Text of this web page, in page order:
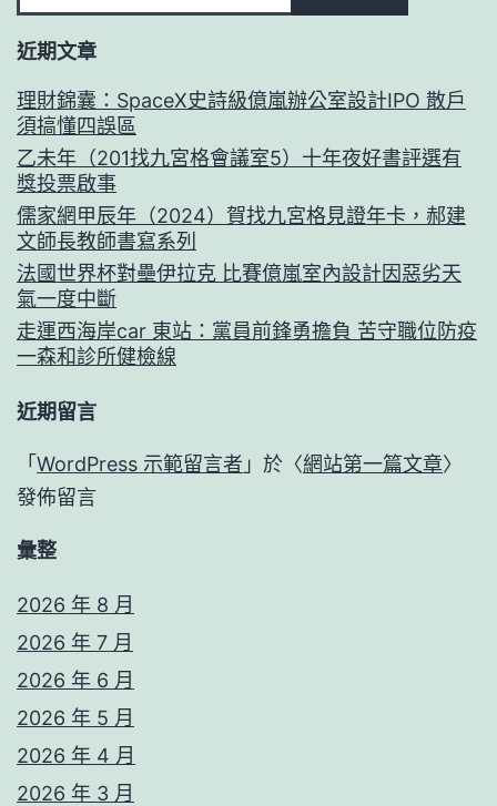
近期文章
理財錦囊：SpaceX史詩級億嵐辦公室設計IPO 散戶
須搞懂四誤區
乙未年（201找九宮格會議室5）十年夜好書評選有
獎投票啟事
儒家網甲辰年（2024）賀找九宮格見證年卡，郝建
文師長教師書寫系列
法國世界杯對壘伊拉克 比賽億嵐室內設計因惡劣天
氣一度中斷
走運西海岸car 東站：黨員前鋒勇擔負 苦守職位防疫
一森和診所健檢線
近期留言
「 WordPress 示範留言者 」於〈網站第一篇文章〉
發佈留言
彙整
2026 年 8 月
2026 年 7 月
2026 年 6 月
2026 年 5 月
2026 年 4 月
2026 年 3 月